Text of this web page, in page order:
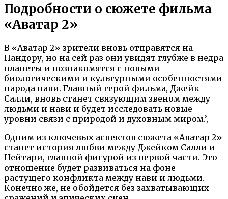
Подробности о сюжете фильма
«Аватар 2»
В «Аватар 2» зрители вновь отправятся на
Пандору, но на сей раз они увидят глубже в недра
планеты и познакомятся с новыми
биологическими и культурными особенностями
народа нави. Главный герой фильма, Джейк
Салли, вновь станет связующим звеном между
людьми и нави и будет исследовать новые
уровни связи с природой и духовным миром.’,
Одним из ключевых аспектов сюжета «Аватар 2»
станет история любви между Джейком Салли и
Нейтари, главной фигурой из первой части. Это
отношение будет развиваться на фоне
растущего конфликта между нави и людьми.
Конечно же, не обойдется без захватывающих